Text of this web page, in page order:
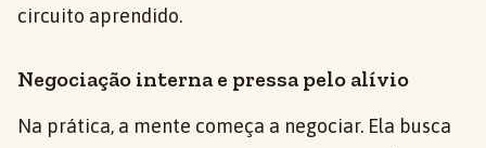
circuito aprendido.
Negociação interna e pressa pelo alívio
Na prática, a mente começa a negociar. Ela busca